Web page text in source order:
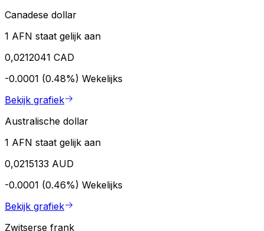
Canadese dollar
1 AFN staat gelijk aan
0,0212041 CAD
-0.0001 (0.48%) Wekelijks
Bekijk grafiek
Australische dollar
1 AFN staat gelijk aan
0,0215133 AUD
-0.0001 (0.46%) Wekelijks
Bekijk grafiek
Zwitserse frank